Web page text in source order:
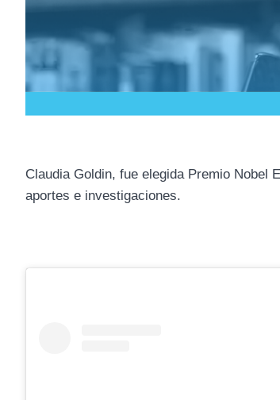
Claudia Goldin, fue elegida Premio Nobel
aportes e investigaciones.